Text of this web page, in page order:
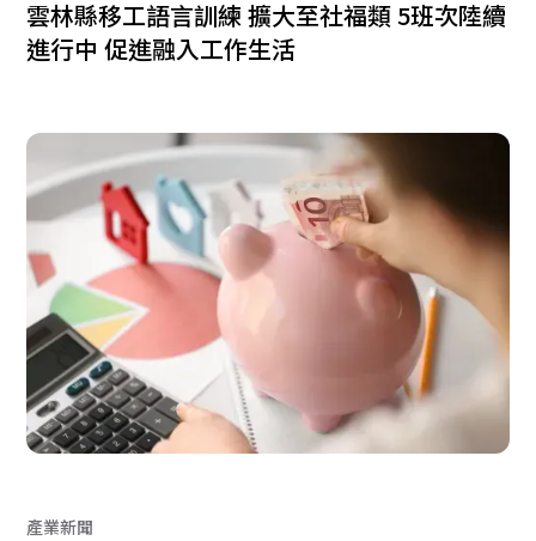
雲林縣移工語言訓練 擴大至社福類 5班次陸續
進行中 促進融入工作生活
產業新聞